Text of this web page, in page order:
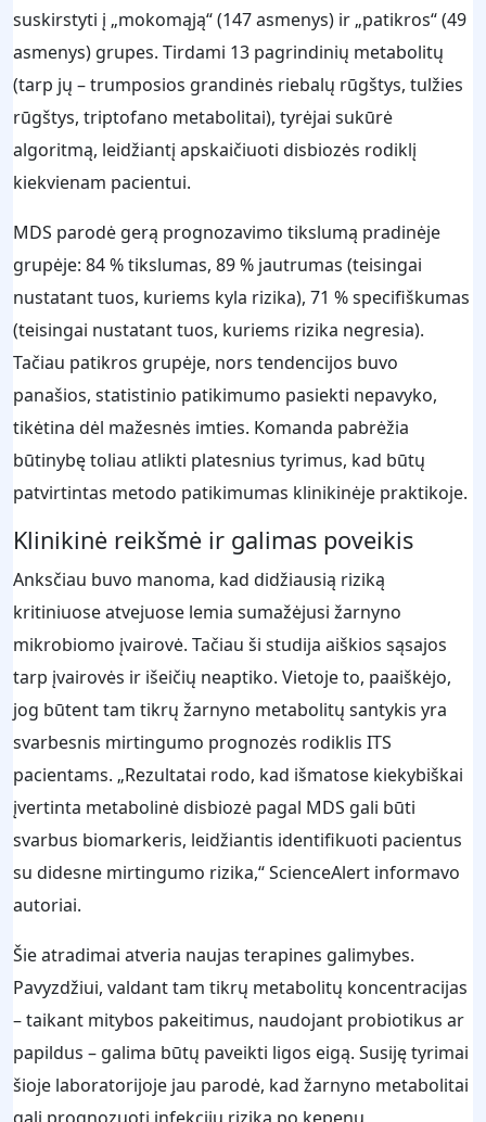
suskirstyti į „mokomąją“ (147 asmenys) ir „patikros“ (49
asmenys) grupes. Tirdami 13 pagrindinių metabolitų
(tarp jų – trumposios grandinės riebalų rūgštys, tulžies
rūgštys, triptofano metabolitai), tyrėjai sukūrė
algoritmą, leidžiantį apskaičiuoti disbiozės rodiklį
kiekvienam pacientui.
MDS parodė gerą prognozavimo tikslumą pradinėje
grupėje: 84 % tikslumas, 89 % jautrumas (teisingai
nustatant tuos, kuriems kyla rizika), 71 % specifiškumas
(teisingai nustatant tuos, kuriems rizika negresia).
Tačiau patikros grupėje, nors tendencijos buvo
panašios, statistinio patikimumo pasiekti nepavyko,
tikėtina dėl mažesnės imties. Komanda pabrėžia
būtinybę toliau atlikti platesnius tyrimus, kad būtų
patvirtintas metodo patikimumas klinikinėje praktikoje.
Klinikinė reikšmė ir galimas poveikis
Anksčiau buvo manoma, kad didžiausią riziką
kritiniuose atvejuose lemia sumažėjusi žarnyno
mikrobiomo įvairovė. Tačiau ši studija aiškios sąsajos
tarp įvairovės ir išeičių neaptiko. Vietoje to, paaiškėjo,
jog būtent tam tikrų žarnyno metabolitų santykis yra
svarbesnis mirtingumo prognozės rodiklis ITS
pacientams. „Rezultatai rodo, kad išmatose kiekybiškai
įvertinta metabolinė disbiozė pagal MDS gali būti
svarbus biomarkeris, leidžiantis identifikuoti pacientus
su didesne mirtingumo rizika,“ ScienceAlert informavo
autoriai.
Šie atradimai atveria naujas terapines galimybes.
Pavyzdžiui, valdant tam tikrų metabolitų koncentracijas
– taikant mitybos pakeitimus, naudojant probiotikus ar
papildus – galima būtų paveikti ligos eigą. Susiję tyrimai
šioje laboratorijoje jau parodė, kad žarnyno metabolitai